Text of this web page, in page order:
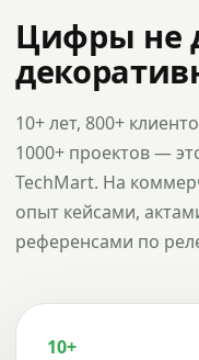
Цифры не
10+ лет, 800+
1000+ проектов —
TechMart. На
опыт кейсами,
референсами по
10+